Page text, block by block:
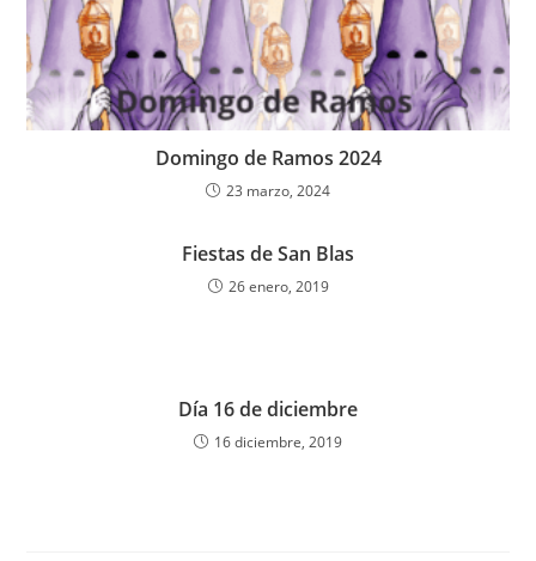
Domingo de Ramos 2024
23 marzo, 2024
Fiestas de San Blas
26 enero, 2019
Día 16 de diciembre
16 diciembre, 2019